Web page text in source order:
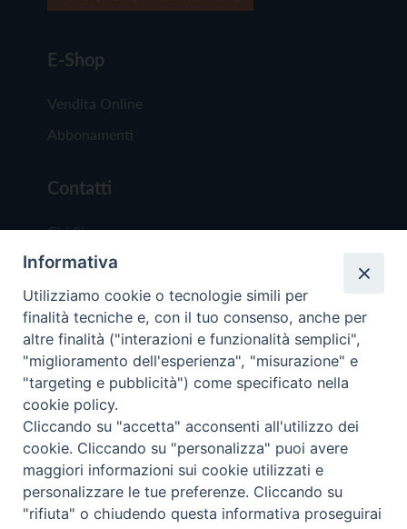
E-Shop
Vendita Online
Abbonamenti
Contatti
Chi Siamo
Redazione
Scrivici
Copyright © 2019 - Tutti i diritti riservati - Vita
Trentina Editrice
Privacy Policy
Torna
Informativa
Utilizziamo cookie o tecnologie simili per
finalità tecniche e, con il tuo consenso, anche per
altre finalità ("interazioni e funzionalità semplici",
"miglioramento dell'esperienza", "misurazione" e
"targeting e pubblicità") come specificato nella
cookie policy.
Cliccando su "accetta" acconsenti all'utilizzo dei
cookie. Cliccando su "personalizza" puoi avere
maggiori informazioni sui cookie utilizzati e
personalizzare le tue preferenze. Cliccando su
"rifiuta" o chiudendo questa informativa proseguirai